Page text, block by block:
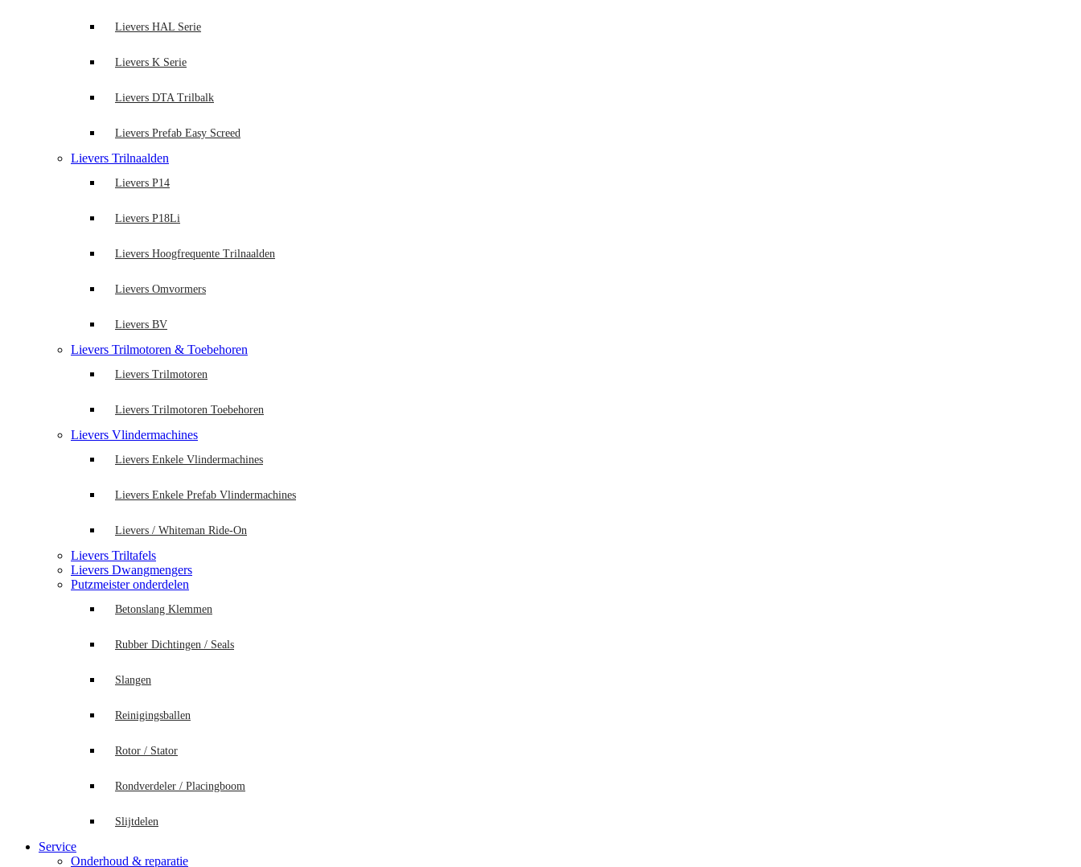
Lievers HAL Serie
Lievers K Serie
Lievers DTA Trilbalk
Lievers Prefab Easy Screed
Lievers Trilnaalden
Lievers P14
Lievers P18Li
Lievers Hoogfrequente Trilnaalden
Lievers Omvormers
Lievers BV
Lievers Trilmotoren & Toebehoren
Lievers Trilmotoren
Lievers Trilmotoren Toebehoren
Lievers Vlindermachines
Lievers Enkele Vlindermachines
Lievers Enkele Prefab Vlindermachines
Lievers / Whiteman Ride-On
Lievers Triltafels
Lievers Dwangmengers
Putzmeister onderdelen
Betonslang Klemmen
Rubber Dichtingen / Seals
Slangen
Reinigingsballen
Rotor / Stator
Rondverdeler / Placingboom
Slijtdelen
Service
Onderhoud & reparatie